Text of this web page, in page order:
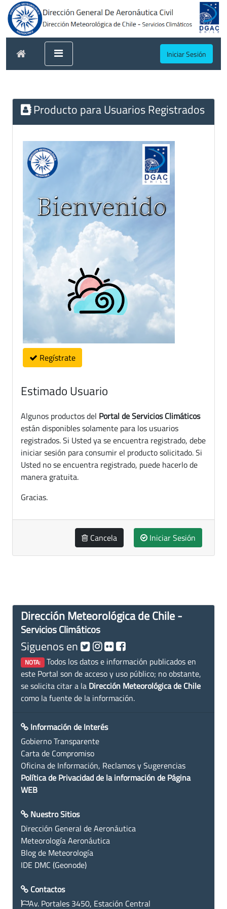
Iniciar Sesión
Producto para Usuarios Registrados
Regístrate
Estimado Usuario
Algunos productos del Portal de Servicios Climáticos
están disponibles solamente para los usuarios
registrados. Si Usted ya se encuentra registrado, debe
iniciar sesión para consumir el producto solicitado. Si
Usted no se encuentra registrado, puede hacerlo de
manera gratuita.
Gracias.
Cancela Iniciar Sesión
Dirección Meteorológica de Chile -
Servicios Climáticos
Siguenos en
NOTA: Todos los datos e información publicados en
este Portal son de acceso y uso público; no obstante,
se solicita citar a la Dirección Meteorológica de Chile
como la fuente de la información.
Información de Interés
Gobierno Transparente
Carta de Compromiso
Oficina de Información, Reclamos y Sugerencias
Política de Privacidad de la información de Página
WEB
Nuestro Sitios
Dirección General de Aeronáutica
Meteorología Aeronáutica
Blog de Meteorología
IDE DMC (Geonode)
Contactos
Av. Portales 3450, Estación Central